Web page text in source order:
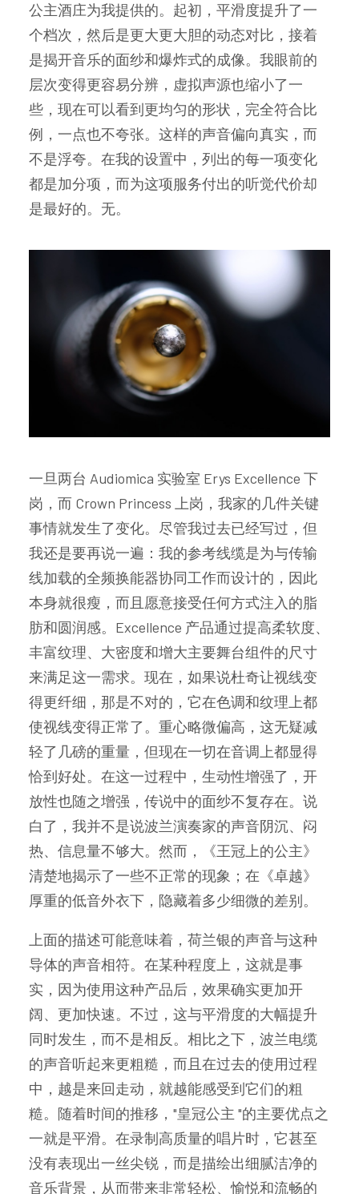
公主酒庄为我提供的。起初，平滑度提升了一
个档次，然后是更大更大胆的动态对比，接着
是揭开音乐的面纱和爆炸式的成像。我眼前的
层次变得更容易分辨，虚拟声源也缩小了一
些，现在可以看到更均匀的形状，完全符合比
例，一点也不夸张。这样的声音偏向真实，而
不是浮夸。在我的设置中，列出的每一项变化
都是加分项，而为这项服务付出的听觉代价却
是最好的。无。
一旦两台 Audiomica 实验室 Erys Excellence 下
岗，而 Crown Princess 上岗，我家的几件关键
事情就发生了变化。尽管我过去已经写过，但
我还是要再说一遍：我的参考线缆是为与传输
线加载的全频换能器协同工作而设计的，因此
本身就很瘦，而且愿意接受任何方式注入的脂
肪和圆润感。Excellence 产品通过提高柔软度、
丰富纹理、大密度和增大主要舞台组件的尺寸
来满足这一需求。现在，如果说杜奇让视线变
得更纤细，那是不对的，它在色调和纹理上都
使视线变得正常了。重心略微偏高，这无疑减
轻了几磅的重量，但现在一切在音调上都显得
恰到好处。在这一过程中，生动性增强了，开
放性也随之增强，传说中的面纱不复存在。说
白了，我并不是说波兰演奏家的声音阴沉、闷
热、信息量不够大。然而，《王冠上的公主》
清楚地揭示了一些不正常的现象；在《卓越》
厚重的低音外衣下，隐藏着多少细微的差别。
上面的描述可能意味着，荷兰银的声音与这种
导体的声音相符。在某种程度上，这就是事
实，因为使用这种产品后，效果确实更加开
阔、更加快速。不过，这与平滑度的大幅提升
同时发生，而不是相反。相比之下，波兰电缆
的声音听起来更粗糙，而且在过去的使用过程
中，越是来回走动，就越能感受到它们的粗
糙。随着时间的推移，"皇冠公主 "的主要优点之
一就是平滑。在录制高质量的唱片时，它甚至
没有表现出一丝尖锐，而是描绘出细腻洁净的
音乐背景，从而带来非常轻松、愉悦和流畅的